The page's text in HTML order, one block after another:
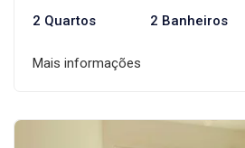
2 Quartos 2 Banheiros
Mais informações